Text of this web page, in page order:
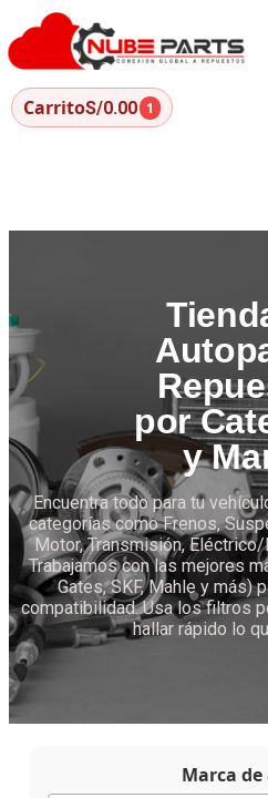
CarritoS/0.00 1
por
y
Encuentra todo para tu
categorías como Frenos,
Motor, Transmisión,
Trabajamos con las mejores
Gates, SKF, Mahle y más)
compatibilidad. Usa los filtros
hallar rápido lo
Marca